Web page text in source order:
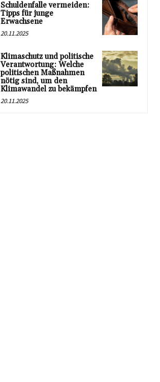
Schuldenfalle vermeiden:
Tipps für junge
Erwachsene
20.11.2025
Klimaschutz und politische
Verantwortung: Welche
politischen Maßnahmen
nötig sind, um den
Klimawandel zu bekämpfen
20.11.2025